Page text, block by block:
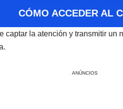
CÓMO ACCEDER AL
la atención y transmitir
ANÚNCIOS